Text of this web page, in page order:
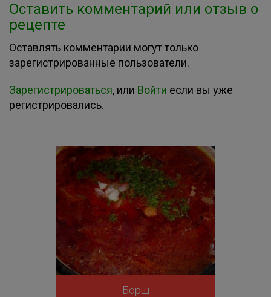
Оставить комментарий или отзыв о
рецепте
Оставлять комментарии могут только
зарегистрированные пользователи.
Зарегистрироваться, или Войти если вы уже
регистрировались.
Борщ